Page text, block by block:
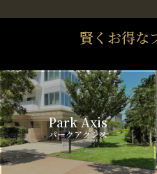
賢くお得な
Park Axis
パークアクシス